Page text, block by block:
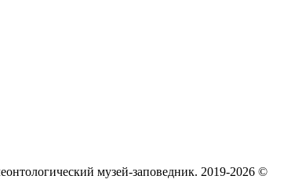
музей‑заповедник. 2019-2026 ©